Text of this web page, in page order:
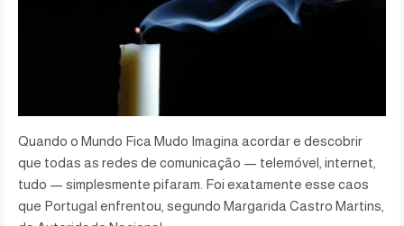
Quando o Mundo Fica Mudo Imagina acordar e descobrir
que todas as redes de comunicação — telemóvel, internet,
tudo — simplesmente pifaram. Foi exatamente esse caos
que Portugal enfrentou, segundo Margarida Castro Martins,